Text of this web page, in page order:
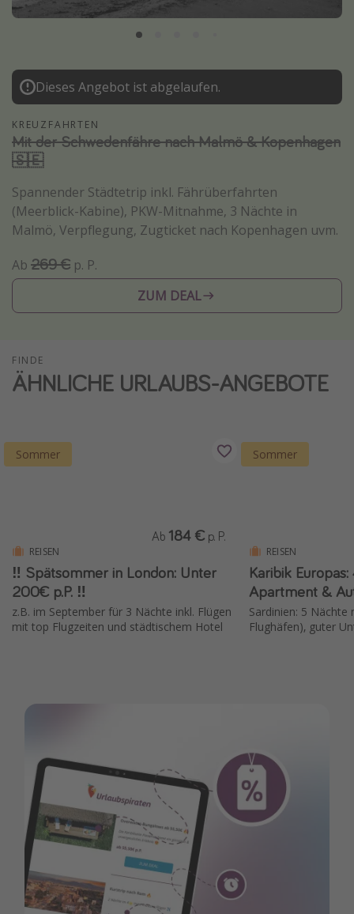
Normandie Urlaub
St. Lucia Urlaub
Kefalonia Urlaub
Krabi Urlaub
Tulum Urlaub
Sri Lanka Rundreise
Japan Rundreise
Alle Reisethemen
Wochenendtrip
Gruppenreisen
Weitere Themen
Reise Journal
Familienurlaub in der Türkei
Reisepassfreie Reiseziele
Silvesterreisen
Last Minute Urlaub Mallorca
Last Minute Urlaub Deutschland
Dieses Angebot ist abgelaufen.
KREUZFAHRTEN
Mit der Schwedenfähre nach Malmö & Kopenhagen
🇸🇪
Spannender Städtetrip inkl. Fährüberfahrten
(Meerblick-Kabine), PKW-Mitnahme, 3 Nächte in
Malmö, Verpflegung, Zugticket nach Kopenhagen uvm.
Ab 269 € p. P.
ZUM DEAL
FINDE
ÄHNLICHE URLAUBS-ANGEBOTE
Sommer
REISEN
‼️ Spätsommer in London: Unter
200€ p.P. ‼️
z.B. im September für 3 Nächte inkl. Flügen
mit top Flugzeiten und städtischem Hotel
Ab 184 € p. P.
Sommer
REISEN
Karibik
Sardinien: 5 Nächte
Flughäfen), guter